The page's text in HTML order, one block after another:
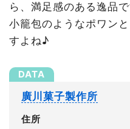
ら、満足感のある逸品で
小籠包のようなポワン
すよね♪
廣川菓子製作所
住所